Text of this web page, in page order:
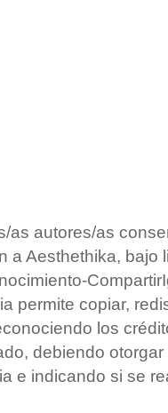
as autores/as
a Aesthethika, bajo
permite copiar,
los
debiendo
e indicando si se